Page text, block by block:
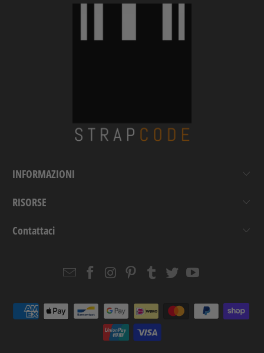
INFORMAZIONI
RISORSE
Contattaci
EmailStrapcode
Facebook
Strapcode
Instagram
Strapcode
Pinterest
Strapcode
Tumblr
Strapcode
TwitterYouTube